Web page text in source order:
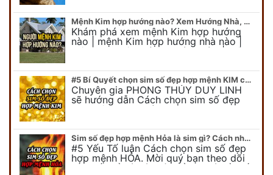
Duy…
Mệnh Kim hợp hướng nào? Xem Hướng Nhà, Phòng ngủ, Làm việc hợp mệnh Kim
Khám phá xem mệnh Kim hợp hướng
nào | mệnh Kim hợp hướng nhà nào |
mệnh Kim kê giường hướng nào | mệnh
#5 Bí Quyết chọn sim số đẹp hợp mệnh KIM chuẩn xác nhất
Chuyên gia PHONG THỦY DUY LINH
sẽ hướng dẫn Cách chọn sim số đẹp
hợp mệnh KIM. Mời quý bạn theo dõi
Sim số đẹp hợp mệnh Hỏa là sim gì? Cách nhận biết sim đẹp hợp mệnh Hỏa
#5 Yếu Tố luận Cách chọn sim số đẹp
hợp mệnh HỎA. Mời quý bạn theo dõi
bài viết để có cái nhìn tổng quát về số